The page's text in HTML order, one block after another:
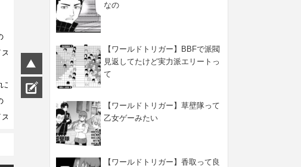
なの
【ワールドトリガー】BBFで派閥
見返してたけど実力派エリートっ
て
【ワールドトリガー】草壁隊って
乙女ゲーみたい
【ワールドトリガー】香取って良